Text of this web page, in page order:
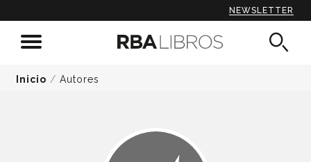
NEWSLETTER
Inicio / Autores